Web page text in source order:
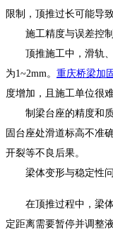
限制，顶推过长可能导
施工精度与误差控制
顶推施工中，滑轨、
为1~2mm。 重庆桥梁加固
度增加，且施工单位很
制梁台座的精度和质
固 台座处滑道标高不准
开裂等不良后果。
梁体变形与稳定性问
在顶推过程中，梁体
定距离需要暂停并调整